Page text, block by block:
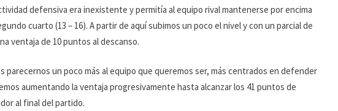
defensiva era inexistente y permitía al equipo rival mantenerse por encima
cuarto (13 – 16). A partir de aquí subimos un poco el nivel y con un parcial de
ventaja de 10 puntos al descanso.
parecernos un poco más al equipo que queremos ser, más centrados en defender
aumentando la ventaja progresivamente hasta alcanzar los 41 puntos de
al final del partido.